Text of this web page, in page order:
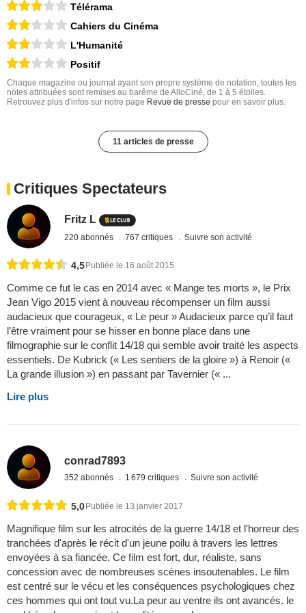
Télérama
Cahiers du Cinéma
L'Humanité
Positif
Chaque magazine ou journal ayant son propre système de notation, toutes les
notes attribuées sont remises au barême de AlloCiné, de 1 à 5 étoiles.
Retrouvez plus d'infos sur notre page Revue de presse pour en savoir plus.
11 articles de presse
Critiques Spectateurs
Fritz L
220 abonnés 767 critiques Suivre son activité
4,5Publiée le 16 août 2015
Comme ce fut le cas en 2014 avec « Mange tes morts », le Prix
Jean Vigo 2015 vient à nouveau récompenser un film aussi
audacieux que courageux, « Le peur » Audacieux parce qu’il faut
l’être vraiment pour se hisser en bonne place dans une
filmographie sur le conflit 14/18 qui semble avoir traité les aspects
essentiels. De Kubrick (« Les sentiers de la gloire ») à Renoir («
La grande illusion ») en passant par Tavernier (« ...
Lire plus
conrad7893
352 abonnés 1 679 critiques Suivre son activité
5,0 Publiée le 13 janvier 2017
Magnifique film sur les atrocités de la guerre 14/18 et l'horreur des
tranchées d'après le récit d'un jeune poilu à travers les lettres
envoyées à sa fiancée. Ce film est fort, dur, réaliste, sans
concession avec de nombreuses scènes insoutenables. Le film
est centré sur le vécu et les conséquences psychologiques chez
ces hommes qui ont tout vu.La peur au ventre ils ont avancés. le